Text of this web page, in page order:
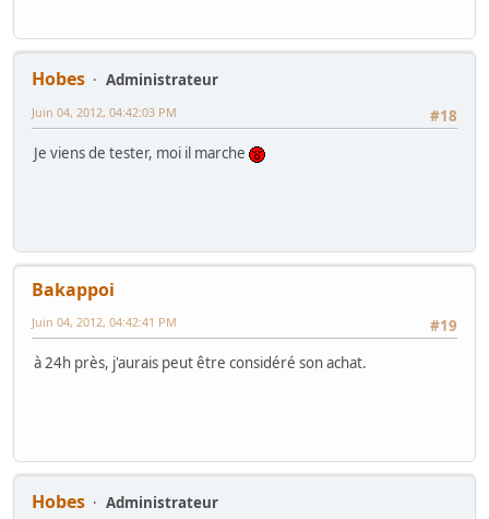
Hobes
Administrateur
#18
Juin 04, 2012, 04:42:03 PM
Je viens de tester, moi il marche
Bakappoi
#19
Juin 04, 2012, 04:42:41 PM
à 24h près, j'aurais peut être considéré son achat.
Hobes
Administrateur